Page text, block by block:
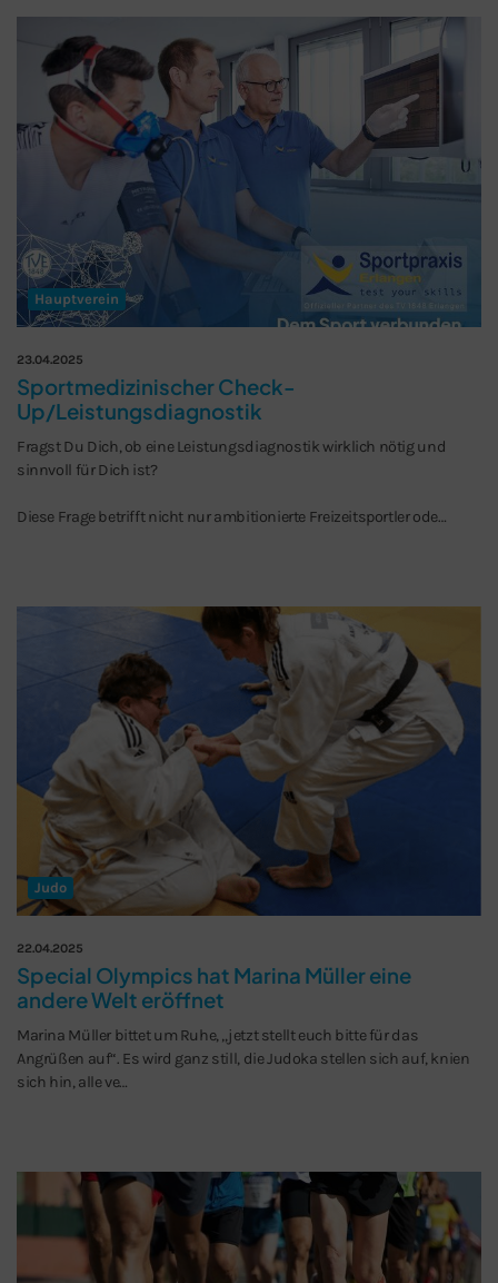
Hauptverein
23.04.2025
Sportmedizinischer Check-
Up/Leistungsdiagnostik
Fragst Du Dich, ob eine Leistungsdiagnostik wirklich nötig und
sinnvoll für Dich ist?
Diese Frage betrifft nicht nur ambitionierte Freizeitsportler ode…
Judo
22.04.2025
Special Olympics hat Marina Müller eine
andere Welt eröffnet
Marina Müller bittet um Ruhe, „jetzt stellt euch bitte für das
Angrüßen auf“. Es wird ganz still, die Judoka stellen sich auf, knien
sich hin, alle ve…